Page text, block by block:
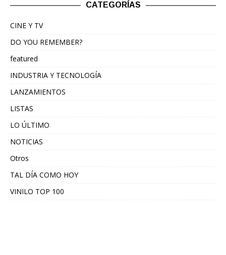
CATEGORÍAS
CINE Y TV
DO YOU REMEMBER?
featured
INDUSTRIA Y TECNOLOGÍA
LANZAMIENTOS
LISTAS
LO ÚLTIMO
NOTICIAS
Otros
TAL DÍA COMO HOY
VINILO TOP 100